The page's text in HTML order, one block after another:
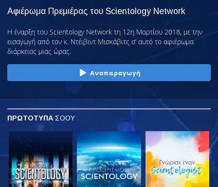
Αφιέρωμα Πρεμιέρας του Scientology Network
Η έναρξη του Scientology Network τη 12η Μαρτίου 2018, με την
εισαγωγή από τον κ. Ντέιβιντ Μισκάβιτς σ’ αυτό το αφιέρωμα
διάρκειας μιας ώρας.
Αναπαραγωγή
ΠΡΩΤΟΤΥΠΑ ΣΟΟΥ